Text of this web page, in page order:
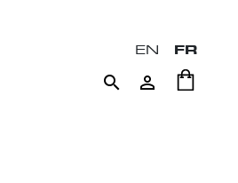
EN FR
 